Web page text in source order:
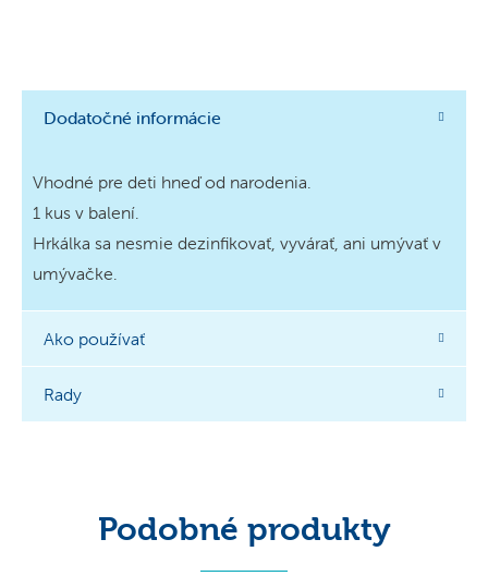
Dodatočné informácie
Vhodné pre deti hneď od narodenia.
1 kus v balení.
Hrkálka sa nesmie dezinfikovať, vyvárať, ani umývať v
umývačke.
Ako používať
Rady
Podobné produkty